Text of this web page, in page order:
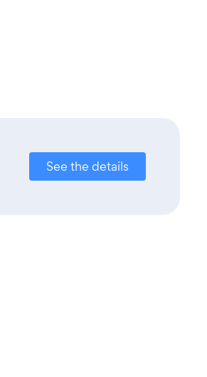
See the details